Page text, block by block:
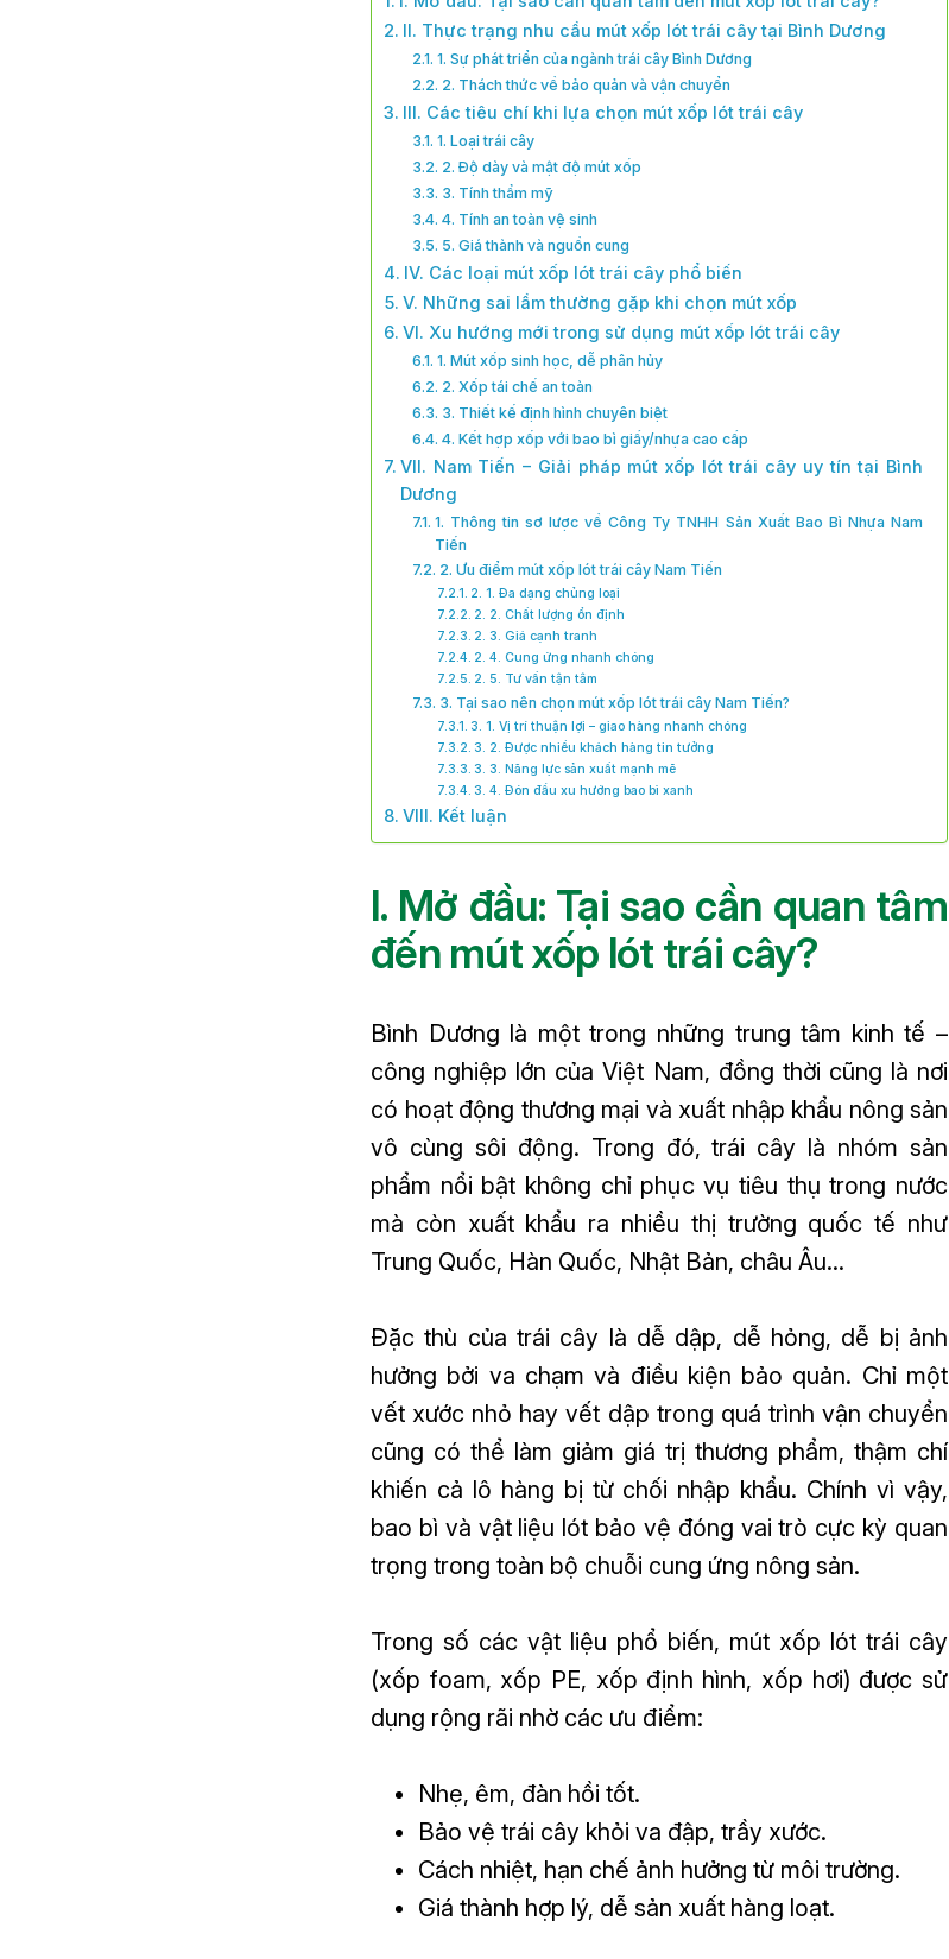
II. Thực trạng nhu cầu mút xốp lót trái cây tại Bình Dương
1. Sự phát triển của ngành trái cây Bình Dương
2. Thách thức về bảo quản và vận chuyển
III. Các tiêu chí khi lựa chọn mút xốp lót trái cây
1. Loại trái cây
2. Độ dày và mật độ mút xốp
3. Tính thẩm mỹ
4. Tính an toàn vệ sinh
5. Giá thành và nguồn cung
IV. Các loại mút xốp lót trái cây phổ biến
V. Những sai lầm thường gặp khi chọn mút xốp
VI. Xu hướng mới trong sử dụng mút xốp lót trái cây
1. Mút xốp sinh học, dễ phân hủy
2. Xốp tái chế an toàn
3. Thiết kế định hình chuyên biệt
4. Kết hợp xốp với bao bì giấy/nhựa cao cấp
VII. Nam Tiến – Giải pháp mút xốp lót trái cây uy tín tại Bình
Dương
1. Thông tin sơ lược về Công Ty TNHH Sản Xuất Bao Bì Nhựa Nam
Tiến
2. Ưu điểm mút xốp lót trái cây Nam Tiến
2. 1. Đa dạng chủng loại
2. 2. Chất lượng ổn định
2. 3. Giá cạnh tranh
2. 4. Cung ứng nhanh chóng
2. 5. Tư vấn tận tâm
3. Tại sao nên chọn mút xốp lót trái cây Nam Tiến?
3. 1. Vị trí thuận lợi – giao hàng nhanh chóng
3. 2. Được nhiều khách hàng tin tưởng
3. 3. Năng lực sản xuất mạnh mẽ
3. 4. Đón đầu xu hướng bao bì xanh
VIII. Kết luận
I. Mở đầu: Tại sao cần quan tâm
đến mút xốp lót trái cây?
Bình Dương là một trong những trung tâm kinh tế –
công nghiệp lớn của Việt Nam, đồng thời cũng là nơi
có hoạt động thương mại và xuất nhập khẩu nông sản
vô cùng sôi động. Trong đó, trái cây là nhóm sản
phẩm nổi bật không chỉ phục vụ tiêu thụ trong nước
mà còn xuất khẩu ra nhiều thị trường quốc tế như
Trung Quốc, Hàn Quốc, Nhật Bản, châu Âu…
Đặc thù của trái cây là dễ dập, dễ hỏng, dễ bị ảnh
hưởng bởi va chạm và điều kiện bảo quản. Chỉ một
vết xước nhỏ hay vết dập trong quá trình vận chuyển
cũng có thể làm giảm giá trị thương phẩm, thậm chí
khiến cả lô hàng bị từ chối nhập khẩu. Chính vì vậy,
bao bì và vật liệu lót bảo vệ đóng vai trò cực kỳ quan
trọng trong toàn bộ chuỗi cung ứng nông sản.
Trong số các vật liệu phổ biến, mút xốp lót trái cây
(xốp foam, xốp PE, xốp định hình, xốp hơi) được sử
dụng rộng rãi nhờ các ưu điểm:
Nhẹ, êm, đàn hồi tốt.
Bảo vệ trái cây khỏi va đập, trầy xước.
Cách nhiệt, hạn chế ảnh hưởng từ môi trường.
Giá thành hợp lý, dễ sản xuất hàng loạt.